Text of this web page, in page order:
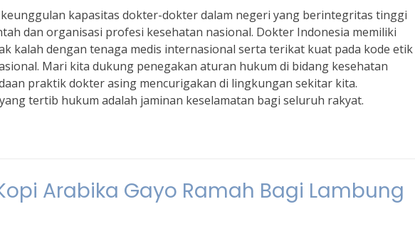
kapasitas dokter-dokter dalam negeri yang berintegritas tinggi
dan organisasi profesi kesehatan nasional. Dokter Indonesia memiliki
kalah dengan tenaga medis internasional serta terikat kuat pada kode etik
Mari kita dukung penegakan aturan hukum di bidang kesehatan
praktik dokter asing mencurigakan di lingkungan sekitar kita.
tertib hukum adalah jaminan keselamatan bagi seluruh rakyat.
Arabika Gayo Ramah Bagi Lambung